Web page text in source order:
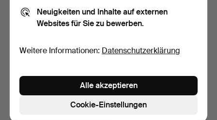
101 USD 849 USD
Neuigkeiten und Inhalte auf externen
Websites für Sie zu bewerben.
Weitere Informationen: Datenschutzerklärung
Cookie-Einstellungen
Alle akzeptieren